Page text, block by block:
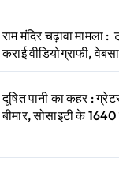
राम मंदिर चढ़ावा
कराई वीडियोग्राफी,
दूषित पानी का कहर :
बीमार, सोसाइटी के 1640